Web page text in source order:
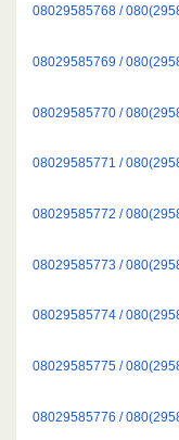
08029585768 /
08029585769 /
08029585770 /
08029585771 /
08029585772 /
08029585773 /
08029585774 /
08029585775 /
08029585776 /